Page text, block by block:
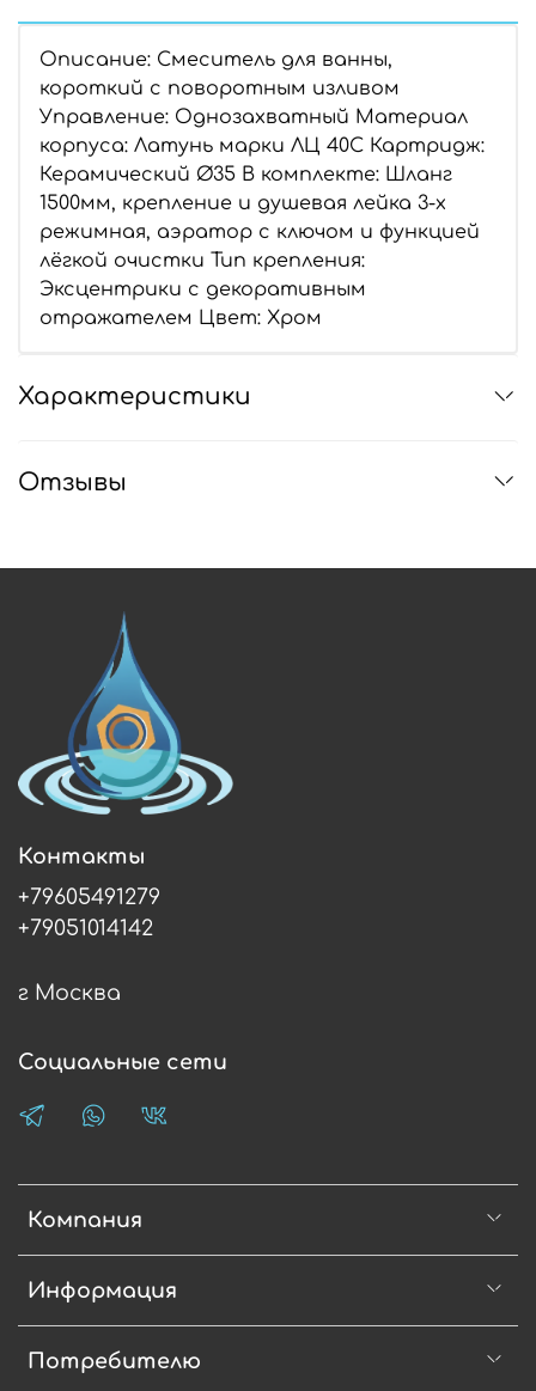
Описание: Смеситель для ванны,
короткий с поворотным изливом
Управление: Однозахватный Материал
корпуса: Латунь марки ЛЦ 40С Картридж:
Керамический Ø35 В комплекте: Шланг
1500мм, крепление и душевая лейка 3-х
режимная, аэратор с ключом и функцией
лёгкой очистки Тип крепления:
Эксцентрики с декоративным
отражателем Цвет: Хром
Характеристики
Отзывы
Компания
Информация
Потребителю
Контакты
+79605491279
+79051014142
г Москва
Социальные сети